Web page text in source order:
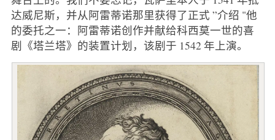
达威尼斯，并从阿雷蒂诺那里获得了正式 ”介绍 "他
的委托之一：阿雷蒂诺创作并献给科西莫一世的喜
剧《塔兰塔》的装置计划，该剧于 1542 年上演。